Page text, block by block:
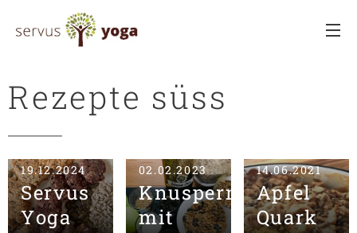
Rezepte süss
19.12.2024
Servus
Yoga
02.02.2023
Knuspermuesli
mit
14.06.2021
Apfel
Quark